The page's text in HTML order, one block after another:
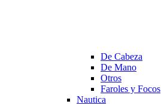
De Cabeza
De Mano
Otros
Faroles y Focos
Nautica